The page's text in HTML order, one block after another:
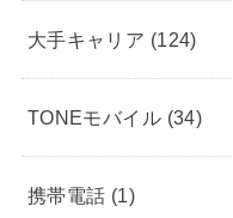
大手キャリア (124)
TONEモバイル (34)
携帯電話 (1)